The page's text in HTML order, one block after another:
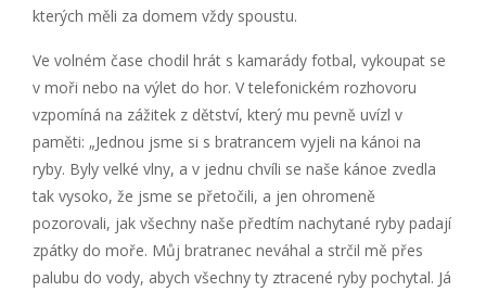
kterých měli za domem vždy spoustu.
Ve volném čase chodil hrát s kamarády fotbal, vykoupat se
v moři nebo na výlet do hor. V telefonickém rozhovoru
vzpomíná na zážitek z dětství, který mu pevně uvízl v
paměti: „Jednou jsme si s bratrancem vyjeli na kánoi na
ryby. Byly velké vlny, a v jednu chvíli se naše kánoe zvedla
tak vysoko, že jsme se přetočili, a jen ohromeně
pozorovali, jak všechny naše předtím nachytané ryby padají
zpátky do moře. Můj bratranec neváhal a strčil mě přes
palubu do vody, abych všechny ty ztracené ryby pochytal. Já